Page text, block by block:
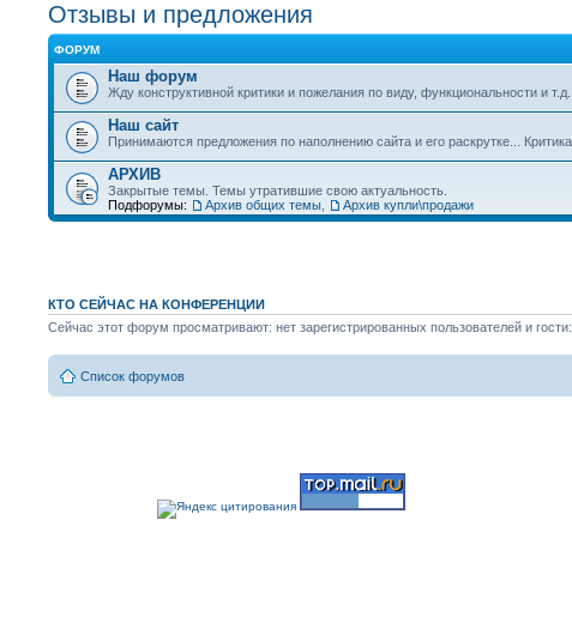
Отзывы и предложения
ФОРУМ
Наш форум
Жду конструктивной критики и пожелания по виду, функциональности и т.д.
Наш сайт
Принимаются предложения по наполнению сайта и его раскрутке... Критика
АРХИВ
Закрытые темы. Темы утратившие свою актуальность.
Подфорумы:
Архив общих темы Архив купли\продажи
КТО СЕЙЧАС НА КОНФЕРЕНЦИИ
Сейчас этот форум просматривают: нет зарегистрированных пользователей и гости:
Список форумов